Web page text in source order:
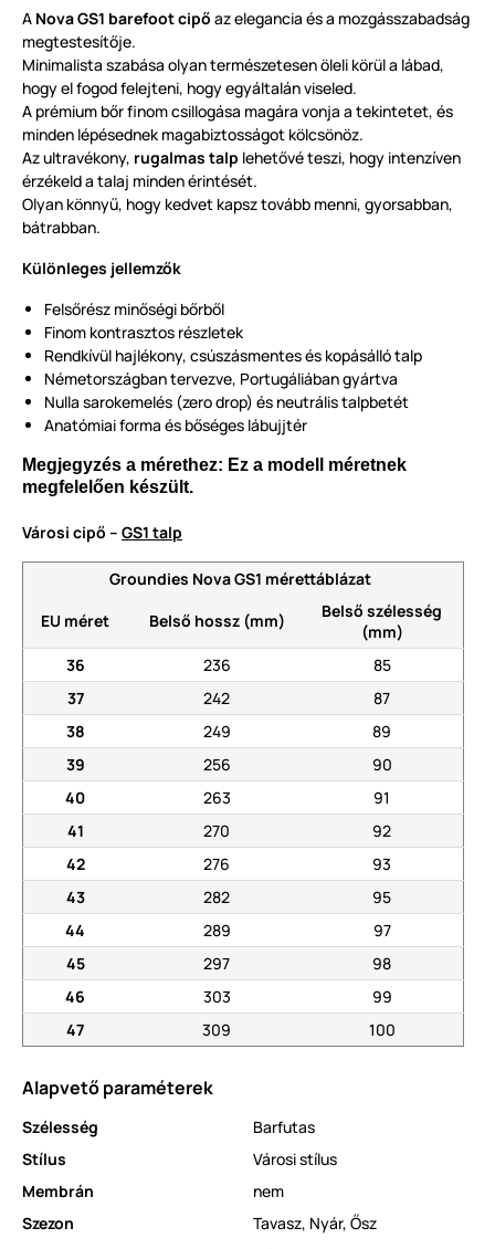
A Nova GS1 barefoot cipő az elegancia és a mozgásszabadság
megtestesítője.
Minimalista szabása olyan természetesen öleli körül a lábad,
hogy el fogod felejteni, hogy egyáltalán viseled.
A prémium bőr finom csillogása magára vonja a tekintetet, és
minden lépésednek magabiztosságot kölcsönöz.
Az ultravékony, rugalmas talp lehetővé teszi, hogy intenzíven
érzékeld a talaj minden érintését.
Olyan könnyű, hogy kedvet kapsz tovább menni, gyorsabban,
bátrabban.
Különleges jellemzők
Felsőrész minőségi bőrből
Finom kontrasztos részletek
Rendkívül hajlékony, csúszásmentes és kopásálló talp
Németországban tervezve, Portugáliában gyártva
Nulla sarokemelés (zero drop) és neutrális talpbetét
Anatómiai forma és bőséges lábujjtér
Megjegyzés a mérethez: Ez a modell méretnek
megfelelően készült.
Városi cipő – GS1 talp
Groundies Nova GS1 mérettáblázat
EU méret
Belső hossz (mm)
Belső szélesség
(mm)
36
236
85
37
242
87
38
249
89
39
256
90
40
263
91
41
270
92
42
276
93
43
282
95
44
289
97
45
297
98
46
303
99
47
309 100
Alapvető paraméterek
Szélesség
Barfutas
Stílus
Városi stílus
Membrán
nem
Szezon
Tavasz, Nyár, Ősz